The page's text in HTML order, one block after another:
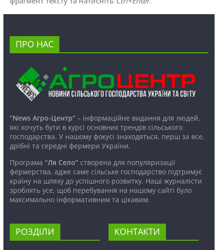
ПРО НАС
“News Агро-Центр”– інформаційне видання для людей,
які хочуть бути в курсі основних трендів сільського
господарства. У нашому фокусі знаходяться, перш за все,
дрібні та середні фермери України.
Програма “Ля Село”створена для популяризації
фермерства, адже саме сільське господарство підтримує
країну на шляху до успішного розвитку. Наші журналісти
зроблять усе, щоб перебування на нашому сайті було
максимально інформативним та цікавим.
РОЗДІЛИ КОНТАКТИ